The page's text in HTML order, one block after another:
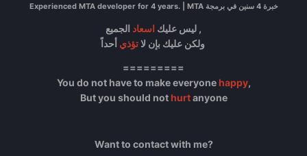
Experienced MTA developer for 4 years. | MTA خبرة 4 سنين في برمجة
ليس عليك اسعاد
الجميع ,
ولكن عليك بإن لاتؤذي أحداً
=========
You do not have to make everyonehappy,
But you should nothurtanyone
Want to contact with me?